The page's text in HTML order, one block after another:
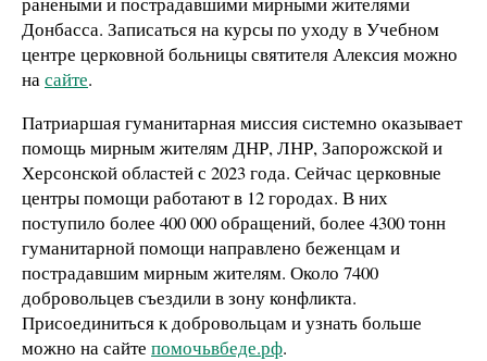
Донбасса. Записаться на курсы по уходу в Учебном
центре церковной больницы святителя Алексия можно
насайте.
Патриаршая гуманитарная миссия системно оказывает
помощь мирным жителям ДНР, ЛНР, Запорожской и
Херсонской областей с 2023 года. Сейчас церковные
центры помощи работают в 12 городах. В них
поступило более 400 000 обращений, более 4300 тонн
гуманитарной помощи направлено беженцам и
пострадавшим мирным жителям. Около 7400
добровольцев съездили в зону конфликта.
Присоединиться к добровольцам и узнать больше
можно на сайте помочьвбеде.рф.